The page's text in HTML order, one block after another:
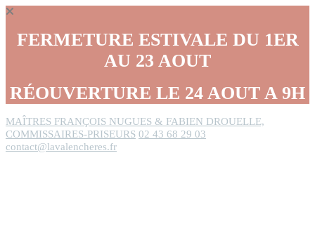
FERMETURE ESTIVALE DU 1ER
AU 23 AOUT
RÉOUVERTURE LE 24 AOUT A 9H
MAÎTRES FRANÇOIS NUGUES & FABIEN DROUELLE,
COMMISSAIRES-PRISEURS 02 43 68 29 03
contact@lavalencheres.fr
Panneau de gestion des cookies